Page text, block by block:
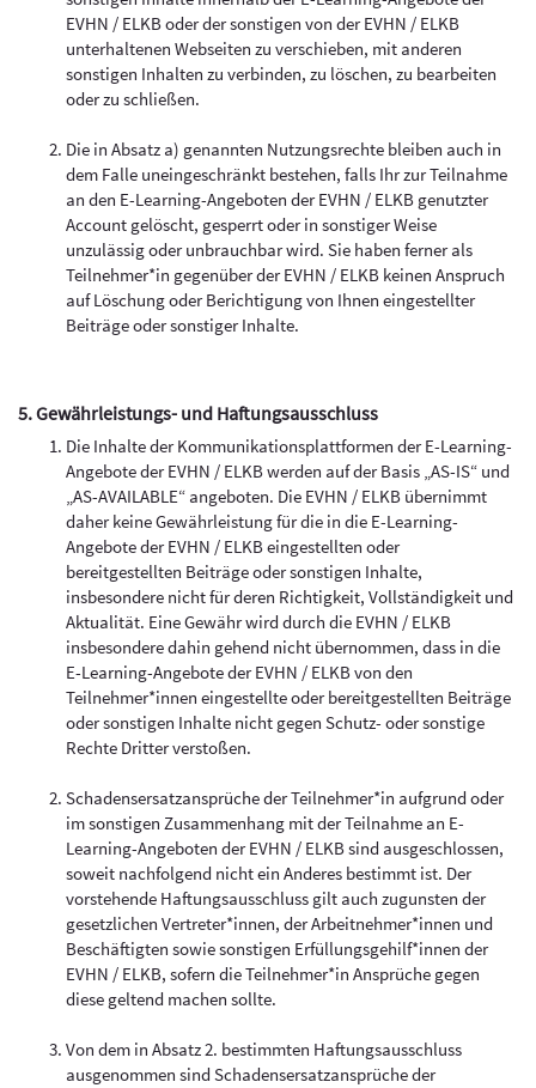
EVHN / ELKB oder der sonstigen von der EVHN / ELKB
unterhaltenen Webseiten zu verschieben, mit anderen
sonstigen Inhalten zu verbinden, zu löschen, zu bearbeiten
oder zu schließen.
Die in Absatz a) genannten Nutzungsrechte bleiben auch in
dem Falle uneingeschränkt bestehen, falls Ihr zur Teilnahme
an den E-Learning-Angeboten der EVHN / ELKB genutzter
Account gelöscht, gesperrt oder in sonstiger Weise
unzulässig oder unbrauchbar wird. Sie haben ferner als
Teilnehmer*in gegenüber der EVHN / ELKB keinen Anspruch
auf Löschung oder Berichtigung von Ihnen eingestellter
Beiträge oder sonstiger Inhalte.
5. Gewährleistungs- und Haftungsausschluss
Die Inhalte der Kommunikationsplattformen der E-Learning-
Angebote der EVHN / ELKB werden auf der Basis „AS-IS“ und
„AS-AVAILABLE“ angeboten. Die EVHN / ELKB übernimmt
daher keine Gewährleistung für die in die E-Learning-
Angebote der EVHN / ELKB eingestellten oder
bereitgestellten Beiträge oder sonstigen Inhalte,
insbesondere nicht für deren Richtigkeit, Vollständigkeit und
Aktualität. Eine Gewähr wird durch die EVHN / ELKB
insbesondere dahin gehend nicht übernommen, dass in die
E-Learning-Angebote der EVHN / ELKB von den
Teilnehmer*innen eingestellte oder bereitgestellten Beiträge
oder sonstigen Inhalte nicht gegen Schutz- oder sonstige
Rechte Dritter verstoßen.
Schadensersatzansprüche der Teilnehmer*in aufgrund oder
im sonstigen Zusammenhang mit der Teilnahme an E-
Learning-Angeboten der EVHN / ELKB sind ausgeschlossen,
soweit nachfolgend nicht ein Anderes bestimmt ist. Der
vorstehende Haftungsausschluss gilt auch zugunsten der
gesetzlichen Vertreter*innen, der Arbeitnehmer*innen und
Beschäftigten sowie sonstigen Erfüllungsgehilf*innen der
EVHN / ELKB, sofern die Teilnehmer*in Ansprüche gegen
diese geltend machen sollte.
Von dem in Absatz 2. bestimmten Haftungsausschluss
ausgenommen sind Schadensersatzansprüche der